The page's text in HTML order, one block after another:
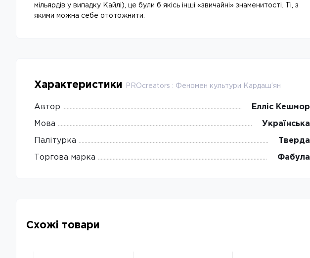
мільярдів у випадку Кайлі), це були б якісь інші «звичайні» знаменитості. Ті, з
якими можна себе ототожнити.
Характеристики PROcreators : Феномен культури Кардаш’ян
Автор Елліс Кешмор
Мова Українська
Палітурка Тверда
Торгова марка Фабула
Схожі товари